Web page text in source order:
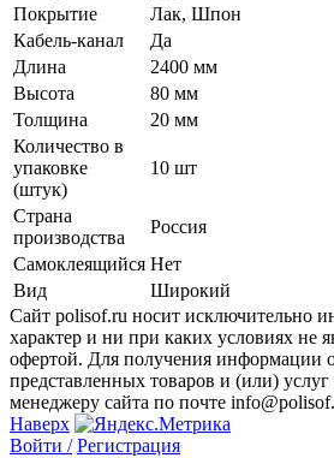
Покрытие
Лак, Шпон
Кабель-канал
Да
Длина
2400 мм
Высота
80 мм
Толщина
20 мм
Количество в
упаковке
(штук)
10 шт
Страна
производства
Россия
Самоклеящийся Нет
Вид
Широкий
Сайт polisof.ru носит исключительно
характер и ни при каких условиях не
офертой. Для получения информации
представленных товаров и (или)
менеджеру сайта по почте
Наверх
Войти / Регистрация